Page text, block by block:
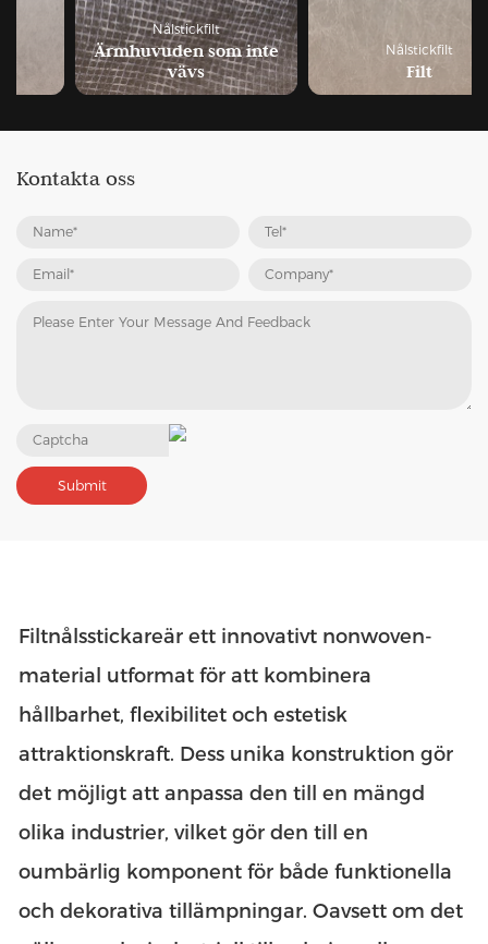
Nålstickfilt
Ärmhuvuden som inte
vävs
Nålstickfilt
Kontakta oss
Filtnålsstickareär ett innovativt nonwoven-
material utformat för att kombinera
hållbarhet, flexibilitet och estetisk
attraktionskraft. Dess unika konstruktion gör
det möjligt att anpassa den till en mängd
olika industrier, vilket gör den till en
oumbärlig komponent för både funktionella
och dekorativa tillämpningar. Oavsett om det